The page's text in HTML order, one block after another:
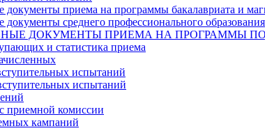
документы приема на программы бакалавриата и
среднего профессионального образования
ДОКУМЕНТЫ ПРИЕМА НА ПРОГРАММЫ
и статистика приема
испытаний
испытаний
приемной комиссии
кампаний